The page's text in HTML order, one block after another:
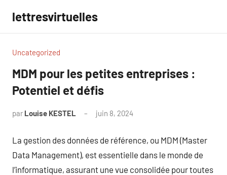
contenu
lettresvirtuelles
Uncategorized
MDM pour les petites entreprises :
Potentiel et défis
par Louise KESTEL juin 8, 2024
La gestion des données de référence, ou MDM (Master
Data Management), est essentielle dans le monde de
l’informatique, assurant une vue consolidée pour toutes